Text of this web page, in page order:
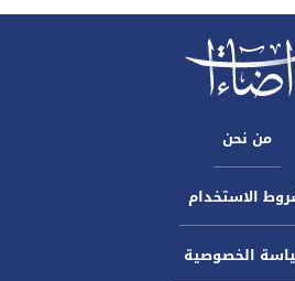
من نحن
الاستخدام
الخصوصية